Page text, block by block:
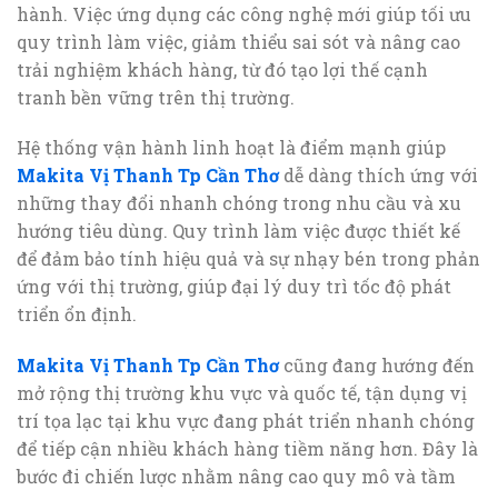
hành. Việc ứng dụng các công nghệ mới giúp tối ưu
quy trình làm việc, giảm thiểu sai sót và nâng cao
trải nghiệm khách hàng, từ đó tạo lợi thế cạnh
tranh bền vững trên thị trường.
Hệ thống vận hành linh hoạt là điểm mạnh giúp
Makita Vị Thanh Tp Cần Thơdễ dàng thích ứng với
những thay đổi nhanh chóng trong nhu cầu và xu
hướng tiêu dùng. Quy trình làm việc được thiết kế
để đảm bảo tính hiệu quả và sự nhạy bén trong phản
ứng với thị trường, giúp đại lý duy trì tốc độ phát
triển ổn định.
Makita Vị Thanh Tp Cần Thơcũng đang hướng đến
mở rộng thị trường khu vực và quốc tế, tận dụng vị
trí tọa lạc tại khu vực đang phát triển nhanh chóng
để tiếp cận nhiều khách hàng tiềm năng hơn. Đây là
bước đi chiến lược nhằm nâng cao quy mô và tầm